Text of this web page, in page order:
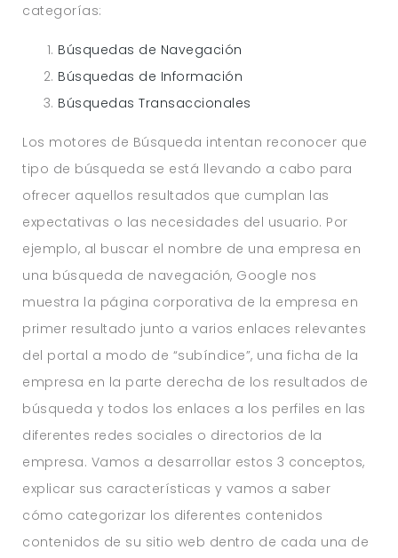
categorías:
Búsquedas de Navegación
Búsquedas de Información
Búsquedas Transaccionales
Los motores de Búsqueda intentan reconocer que
tipo de búsqueda se está llevando a cabo para
ofrecer aquellos resultados que cumplan las
expectativas o las necesidades del usuario. Por
ejemplo, al buscar el nombre de una empresa en
una búsqueda de navegación, Google nos
muestra la página corporativa de la empresa en
primer resultado junto a varios enlaces relevantes
del portal a modo de “subíndice”, una ficha de la
empresa en la parte derecha de los resultados de
búsqueda y todos los enlaces a los perfiles en las
diferentes redes sociales o directorios de la
empresa. Vamos a desarrollar estos 3 conceptos,
explicar sus características y vamos a saber
cómo categorizar los diferentes contenidos
contenidos de su sitio web dentro de cada una de